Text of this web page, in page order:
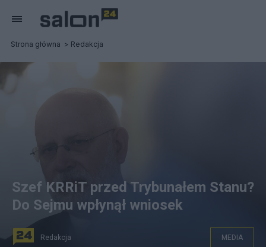
Strona główna Redakcja
Szef KRRiT przed Trybunałem Stanu?
Do Sejmu wpłynął wniosek
Redakcja MEDIA